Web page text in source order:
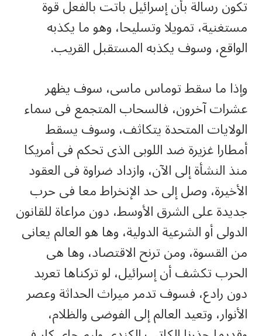
تكون رسالة بأن إسرائيل باتت بالفعل قوة
مستغنية، تمويلا وتسليحا، وهو ما يكذبه
الواقع، وسوف يكذبه المستقبل القريب.
وإذا ما سقط توماس ماسى، سوف يظهر
عشرات آخرون، فالسحاب المتجمع فى سماء
الولايات المتحدة يتكاثف، وسوف يسقط
أمطارا غزيرة ضد اللوبى الذى تحكم فى أمريكا
منذ النشأة إلى الآن، وازداد ضراوة فى العقود
الأخيرة، وصل إلى حد الإنخراط معا فى حرب
جديدة على الشرق الأوسط، دون مراعاة للقانون
الدولى أو الشرعية الدولية، وها هو العالم يعانى
من القسوة، ومن ترنح الاقتصاد، وها هى
الحرب تكشف أن إسرائيل، لو تركناها تعربد
دون رادع، فسوف تدمر ميراث الحداثة وعصر
الأنوار، وتعيد العالم إلى الفوضى والظلام،